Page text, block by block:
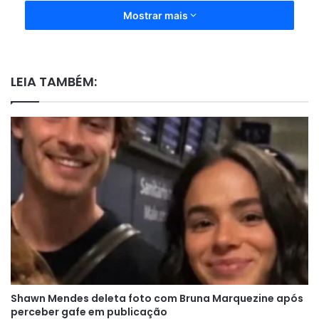
Mostrar mais
LEIA TAMBÉM:
Shawn Mendes deleta foto com Bruna Marquezine após
perceber gafe em publicação